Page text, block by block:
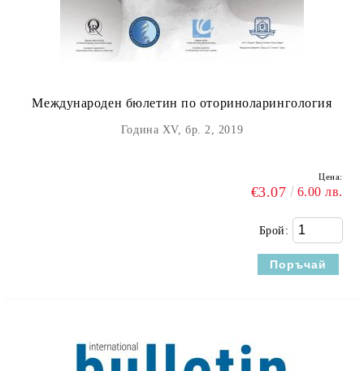
Международен бюлетин по оториноларингология
Година XV, бр. 2, 2019
Цена:
€3.07 6.00 лв.
Брой: